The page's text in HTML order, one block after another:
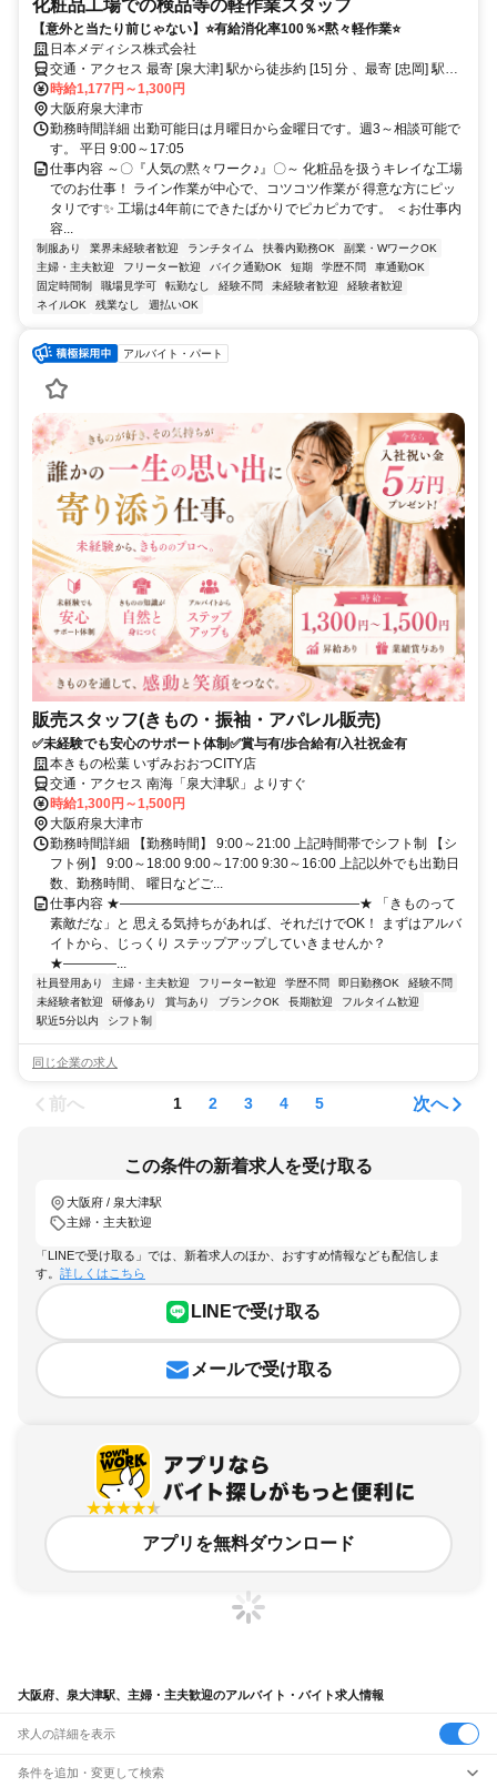
化粧品工場での検品等の軽作業スタッフ
【意外と当たり前じゃない】⭐有給消化率100％×黙々軽作業⭐
日本メディシス株式会社
交通・アクセス 最寄 [泉大津] 駅から徒歩約 [15] 分 、最寄 [忠岡] 駅か
ら徒歩約 [15] 分
時給1,177円～1,300円
大阪府泉大津市
勤務時間詳細 出勤可能日は月曜日から金曜日です。週3～相談可能で
す。 平日 9:00～17:05
仕事内容 ～〇『人気の黙々ワーク♪』〇～ 化粧品を扱うキレイな工場
でのお仕事！ ライン作業が中心で、コツコツ作業が 得意な方にピッ
タリです✨ 工場は4年前にできたばかりでピカピカです。 ＜お仕事内
容...
制服あり 業界未経験者歓迎 ランチタイム 扶養内勤務OK
副業・WワークOK
主婦・主夫歓迎
フリーター歓迎 バイク通勤OK 短期 学歴不問
車通勤OK
固定時間制
職場見学可 転勤なし 経験不問 未経験者歓迎
経験者歓迎
ネイルOK
残業なし 週払いOK
アルバイト・パート
販売スタッフ(きもの・振袖・アパレル販売)
✅未経験でも安心のサポート体制✅賞与有/歩合給有/入社祝金有
本きもの松葉 いずみおおつCITY店
交通・アクセス 南海「泉大津駅」よりすぐ
時給1,300円～1,500円
大阪府泉大津市
勤務時間詳細 【勤務時間】 9:00～21:00 上記時間帯でシフト制 【シ
フト例】 9:00～18:00 9:00～17:00 9:30～16:00 上記以外でも出勤日
数、勤務時間、 曜日などご...
仕事内容 ★――――――――――――――――――★ 「きものって
素敵だな」と 思える気持ちがあれば、それだけでOK！ まずはアルバ
イトから、じっくり ステップアップしていきませんか？
★――――...
社員登用あり 主婦・主夫歓迎 フリーター歓迎 学歴不問 即日勤務OK
経験不問
未経験者歓迎
研修あり 賞与あり ブランクOK 長期歓迎
フルタイム歓迎
駅近5分以内
シフト制
同じ企業の求人
前へ 1 2 3 4 5 次へ
この条件の新着求人を受け取る
大阪府 / 泉大津駅
主婦・主夫歓迎
「LINEで受け取る」では、新着求人のほか、おすすめ情報なども配信しま
す。 詳しくはこちら
LINEで受け取る
メールで受け取る
アプリを無料ダウンロード
大阪府、泉大津駅、主婦・主夫歓迎のアルバイト・バイト求人情報
求人の詳細を表示
条件を追加・変更して検索